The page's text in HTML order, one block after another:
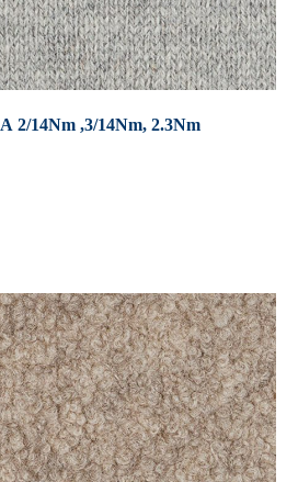
2/14Nm ,3/14Nm, 2.3Nm